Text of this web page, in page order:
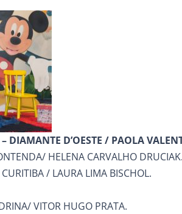
DIAMANTE D’OESTE / PAOLA
HELENA CARVALHO DRUCIAK.
/ LAURA LIMA BISCHOL.
VITOR HUGO PRATA.